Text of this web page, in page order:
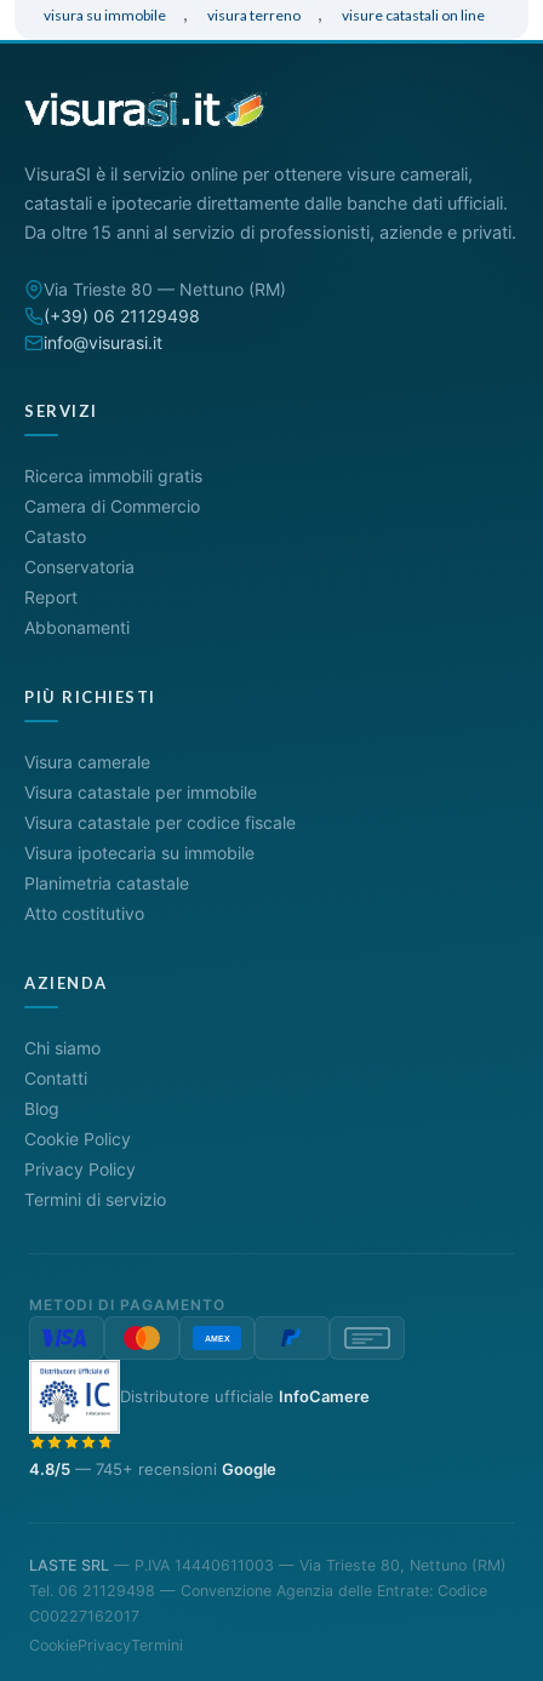
visura su immobile , visura terreno , visure catastali on line
VisuraSI è il servizio online per ottenere visure camerali,
catastali e ipotecarie direttamente dalle banche dati ufficiali.
Da oltre 15 anni al servizio di professionisti, aziende e privati.
Via Trieste 80 — Nettuno (RM)
(+39) 06 21129498
info@visurasi.it
SERVIZI
Ricerca immobili gratis
Camera di Commercio
Catasto
Conservatoria
Report
Abbonamenti
PIÙ RICHIESTI
Visura camerale
Visura catastale per immobile
Visura catastale per codice fiscale
Visura ipotecaria su immobile
Planimetria catastale
Atto costitutivo
AZIENDA
Chi siamo
Contatti
Blog
Cookie Policy
Privacy Policy
Termini di servizio
METODI DI PAGAMENTO
Distributore ufficiale InfoCamere
4.8/5 — 745+ recensioni Google
LASTE SRL — P.IVA 14440611003 — Via Trieste 80, Nettuno (RM)
Tel. 06 21129498 — Convenzione Agenzia delle Entrate: Codice
C00227162017
CookiePrivacyTermini